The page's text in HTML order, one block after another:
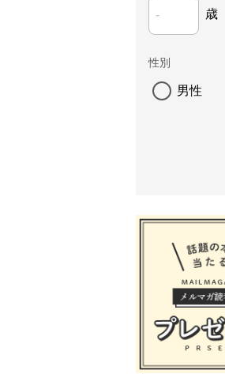
歳
性別
男性